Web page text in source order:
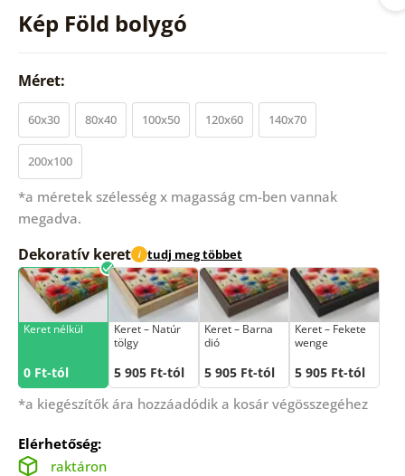
Kép Föld bolygó
Méret:
60x30 80x40 100x50 120x60 140x70
200x100
*a méretek szélesség x magasság cm-ben vannak
megadva.
Dekoratív keret i tudj meg többet
Keret nélkül
0 Ft-tól
Keret – Natúr
tölgy
5 905 Ft-tól
Keret – Barna
dió
5 905 Ft-tól
Keret – Fekete
wenge
5 905 Ft-tól
*a kiegészítők ára hozzáadódik a kosár végösszegéhez
Elérhetőség:
raktáron